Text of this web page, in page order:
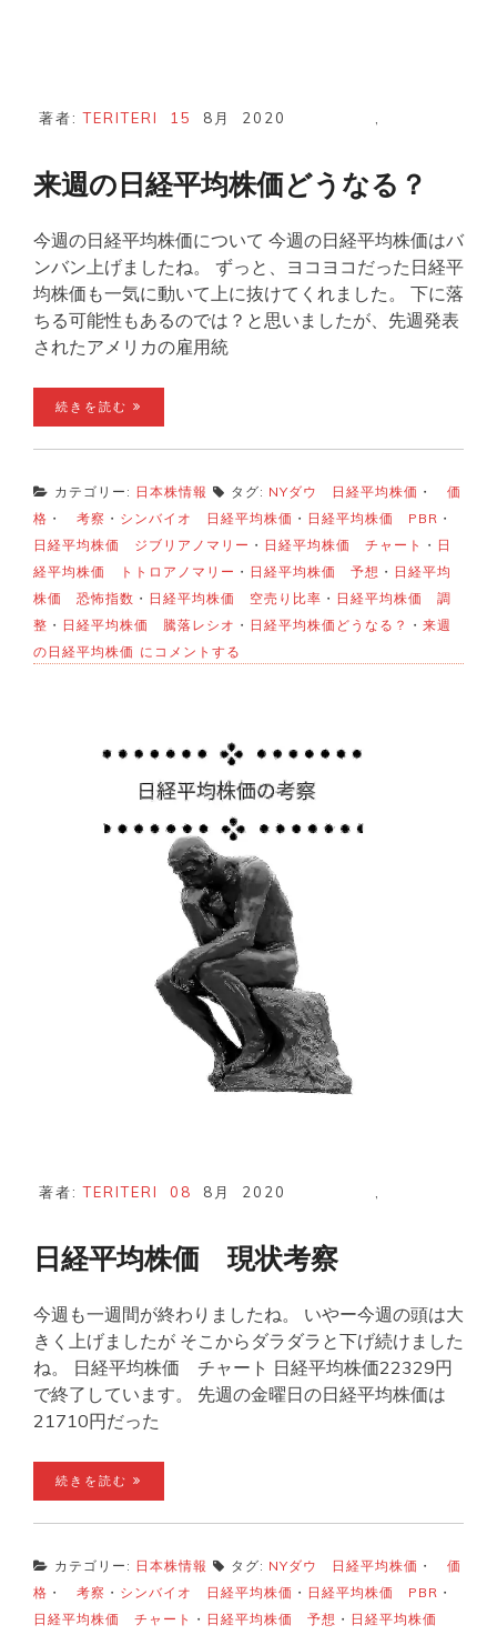
著者:TERITERI 15 8月 2020
来週の日経平均株価どうなる？
今週の日経平均株価について 今週の日経平均株価はバ
ンバン上げましたね。 ずっと、ヨコヨコだった日経平
均株価も一気に動いて上に抜けてくれました。 下に落
ちる可能性もあるのでは？と思いましたが、先週発表
されたアメリカの雇用統
続きを読む
カテゴリー: 日本株情報 タグ: NYダウ 日経平均株価 ・
価
格 ・ 考察 ・ シンバイオ 日経平均株価 ・ 日経平均株価 PBR ・
日経平均株価 ジブリアノマリー ・ 日経平均株価 チャート ・ 日
経平均株価 トトロアノマリー ・ 日経平均株価 予想 ・ 日経平均
株価 恐怖指数 ・ 日経平均株価 空売り比率 ・ 日経平均株価 調
整 ・ 日経平均株価 騰落レシオ ・ 日経平均株価どうなる？ ・ 来週
の日経平均株価 来
週
平
株
価
ど
にコメントする
著者:TERITERI 08 8月 2020
日経平均株価 現状考察
今週も一週間が終わりましたね。 いやー今週の頭は大
きく上げましたが そこからダラダラと下げ続けました
ね。 日経平均株価 チャート 日経平均株価22329円
で終了しています。 先週の金曜日の日経平均株価は
21710円だった
続きを読む
カテゴリー: 日本株情報 タグ: NYダウ 日経平均株価 ・
価
格 ・ 考察 ・ シンバイオ 日経平均株価 ・ 日経平均株価 PBR ・
日経平均株価 チャート ・ 日経平均株価 予想 ・ 日経平均株価